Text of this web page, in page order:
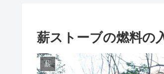
薪ストーブの燃料の
薪